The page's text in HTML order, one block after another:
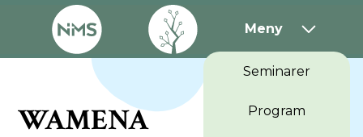
Meny
Seminarer
Program
WAMENA